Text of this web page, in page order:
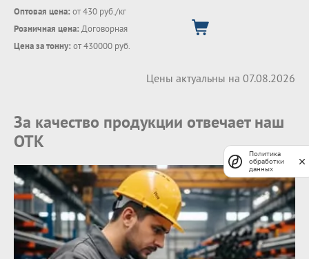
Оптовая цена: от 430 руб./кг
Розничная цена: Договорная
Цена за тонну: от 430000 руб.
Цены актуальны на 07.08.2026
За качество продукции отвечает наш
ОТК
Политика
обработки
данных